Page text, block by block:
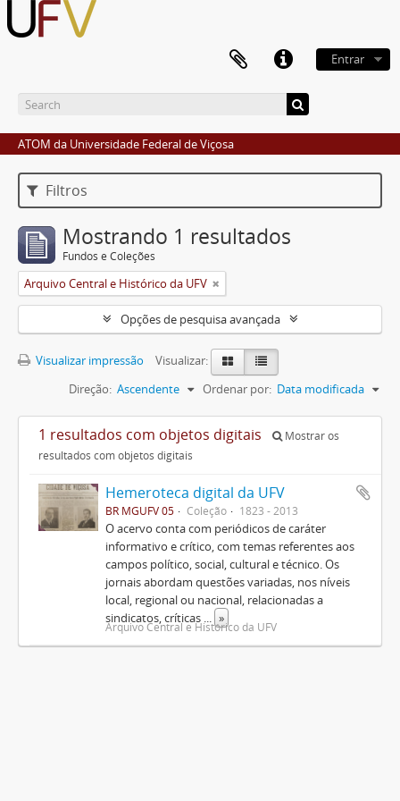
Entrar
ATOM da Universidade Federal de Viçosa
Filtros
Mostrando 1 resultados
Fundos e Coleções
Arquivo Central e Histórico da UFV
Opções de pesquisa avançada
Visualizar impressão
Visualizar:
Ordenar por: Data modificada
Direção: Ascendente
1 resultados com objetos digitais
Mostrar os
resultados com objetos digitais
Hemeroteca digital da UFV
BR MGUFV 05 Coleção 1823 - 2013
O acervo conta com periódicos de caráter
informativo e crítico, com temas referentes aos
campos político, social, cultural e técnico. Os
jornais abordam questões variadas, nos níveis
local, regional ou nacional, relacionadas a
sindicatos, críticas
»
Arquivo Central e Histórico da UFV